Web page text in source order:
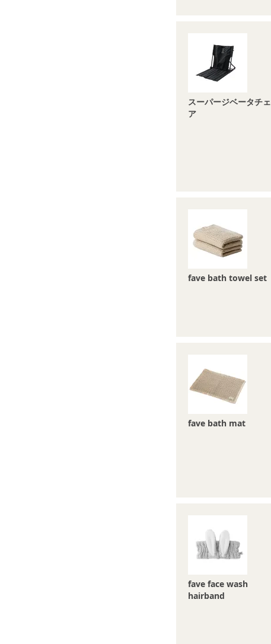
スーパージベータチェ
ア
fave bath towel set
fave bath mat
fave face wash
hairband